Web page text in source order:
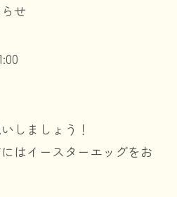
せ
しましょう！
はイースターエッグをお